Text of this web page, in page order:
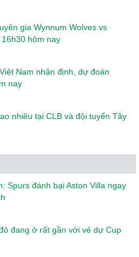
gia Wynnum Wolves vs
hôm nay
Nam nhận định, dự đoán
nay
nhiêu tại CLB và đội tuyển Tây
Spurs đánh bại Aston Villa ngay
đang ở rất gần với vé dự Cup